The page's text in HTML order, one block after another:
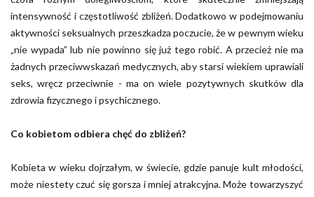
intensywność i częstotliwość zbliżeń. Dodatkowo w podejmowaniu
aktywności seksualnych przeszkadza poczucie, że w pewnym wieku
„nie wypada” lub nie powinno się już tego robić. A przecież nie ma
żadnych przeciwwskazań medycznych, aby starsi wiekiem uprawiali
seks, wręcz przeciwnie - ma on wiele pozytywnych skutków dla
zdrowia fizycznego i psychicznego.
Co kobietom odbiera chęć do zbliżeń?
Kobieta w wieku dojrzałym, w świecie, gdzie panuje kult młodości,
może niestety czuć się gorsza i mniej atrakcyjna. Może towarzyszyć